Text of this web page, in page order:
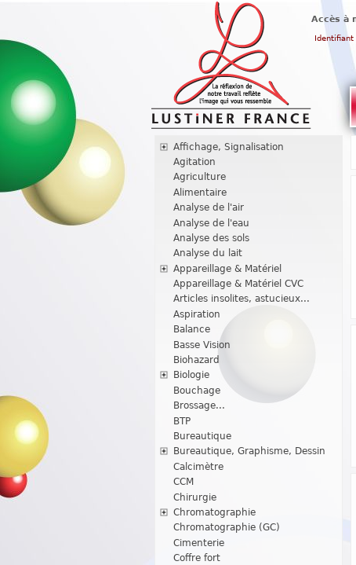
Accès à
Identifiant
Affichage, Signalisation
Agitation
Agriculture
Alimentaire
Analyse de l'air
Analyse de l'eau
Analyse des sols
Analyse du lait
Appareillage & Matériel
Appareillage & Matériel CVC
Articles insolites, astucieux...
Aspiration
Balance
Basse Vision
Biohazard
Biologie
Bouchage
Brossage...
BTP
Bureautique
Bureautique, Graphisme, Dessin
Calcimètre
CCM
Chirurgie
Chromatographie
Chromatographie (GC)
Cimenterie
Coffre fort